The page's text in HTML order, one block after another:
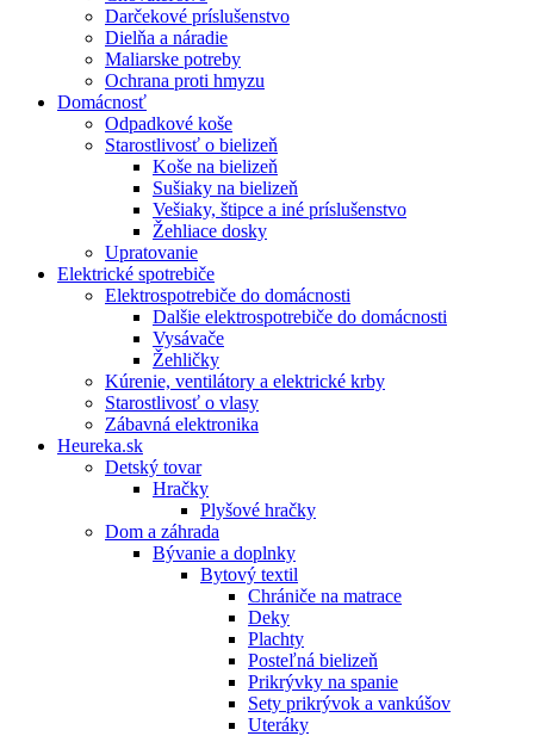
Darčekové príslušenstvo
Dielňa a náradie
Maliarske potreby
Ochrana proti hmyzu
Domácnosť
Odpadkové koše
Starostlivosť o bielizeň
Koše na bielizeň
Sušiaky na bielizeň
Vešiaky, štipce a iné príslušenstvo
Žehliace dosky
Upratovanie
Elektrické spotrebiče
Elektrospotrebiče do domácnosti
Dalšie elektrospotrebiče do domácnosti
Vysávače
Žehličky
Kúrenie, ventilátory a elektrické krby
Starostlivosť o vlasy
Zábavná elektronika
Heureka.sk
Detský tovar
Hračky
Plyšové hračky
Dom a záhrada
Bývanie a doplnky
Bytový textil
Chrániče na matrace
Deky
Plachty
Posteľná bielizeň
Prikrývky na spanie
Sety prikrývok a vankúšov
Uteráky